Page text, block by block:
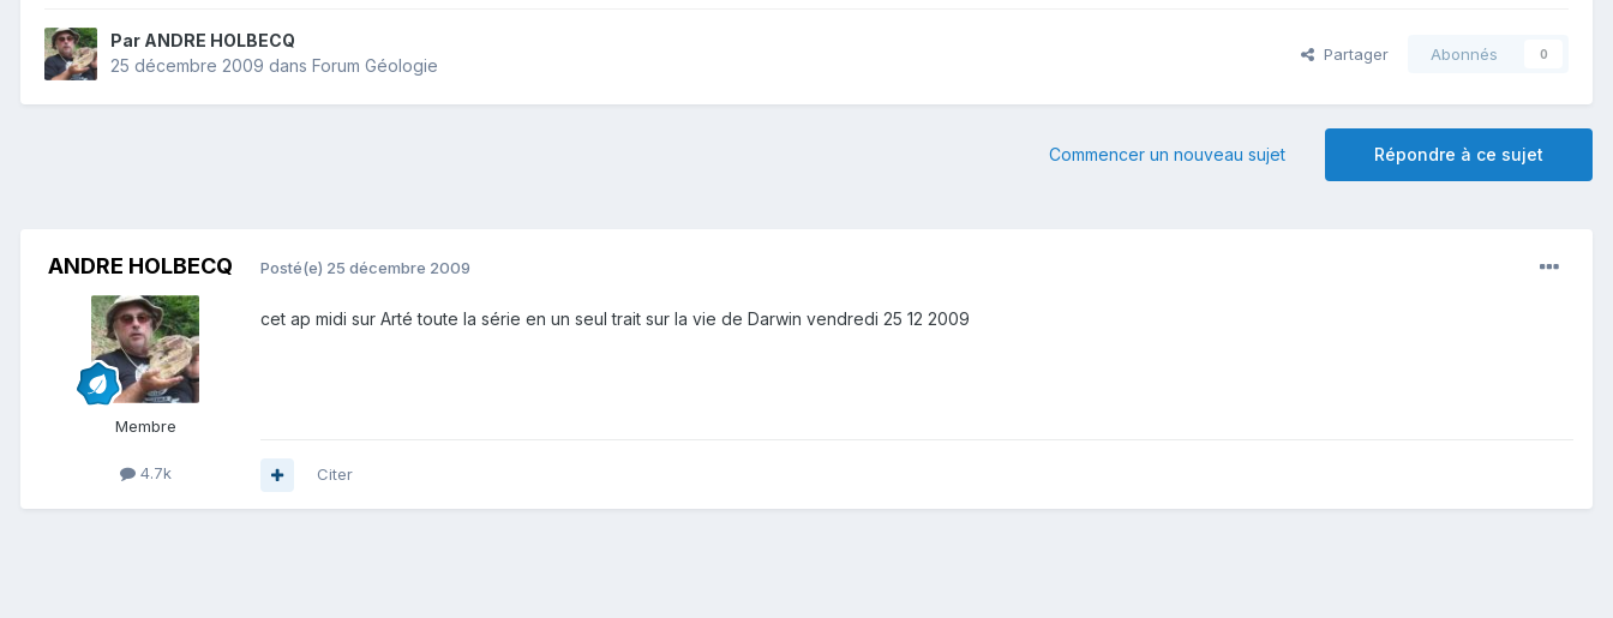
Par ANDRE HOLBECQ
25 décembre 2009 dans Forum Géologie
Partager Abonnés 0
Répondre à ce sujet
Commencer un nouveau sujet
ANDRE HOLBECQ
Membre
4.7k
Posté(e) 25 décembre 2009
cet ap midi sur Arté toute la série en un seul trait sur la vie de Darwin vendredi 25 12 2009
Citer